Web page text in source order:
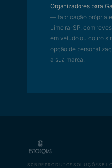
Organizadores para
— fabricação própria
Limeira-SP, com
em veludo ou couro
opção de
a sua marca.
SOBRE PRODUTOS SOLUÇÕES